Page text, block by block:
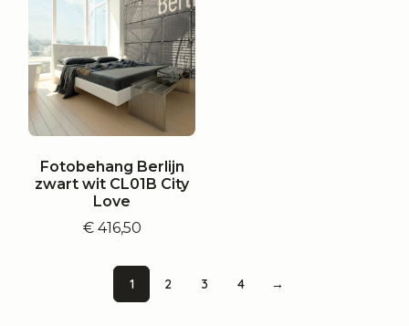
Fotobehang Berlijn
zwart wit CL01B City
Love
€416,50
1 2 3 4 →